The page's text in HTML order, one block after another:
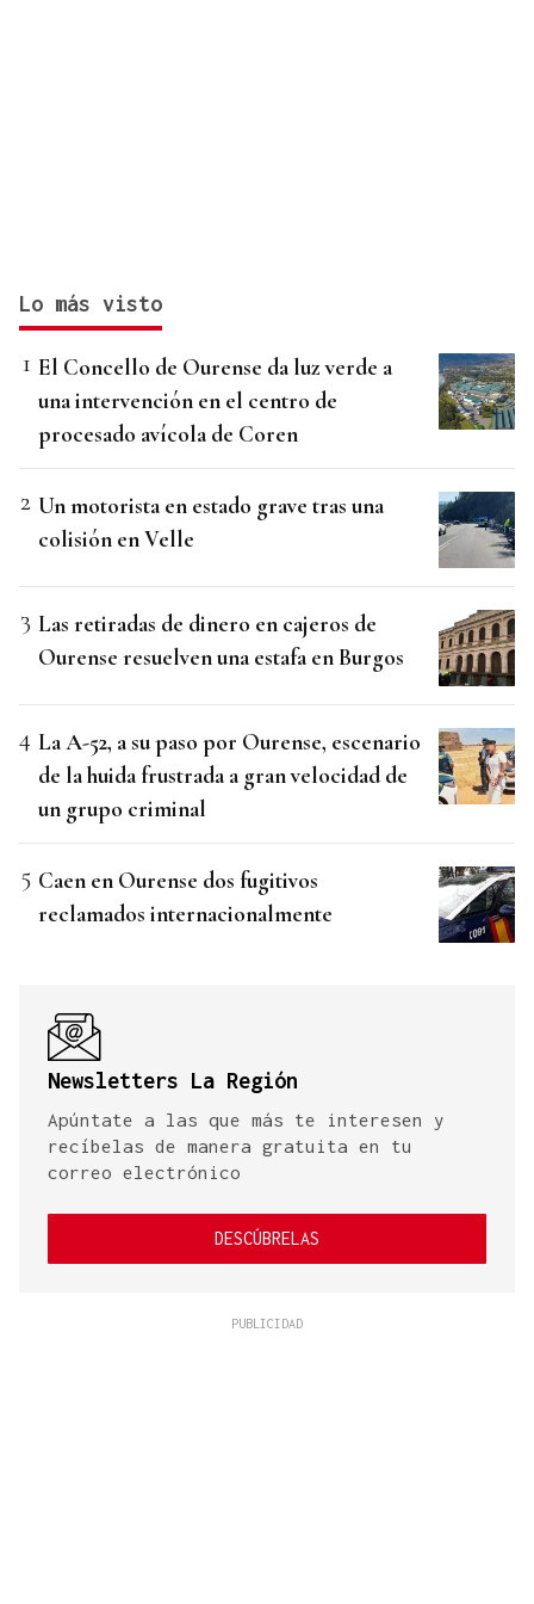
Lo más visto
El Concello de Ourense da luz verde a
una intervención en el centro de
procesado avícola de Coren
Un motorista en estado grave tras una
colisión en Velle
Las retiradas de dinero en cajeros de
Ourense resuelven una estafa en Burgos
La A-52, a su paso por Ourense, escenario
de la huida frustrada a gran velocidad de
un grupo criminal
Caen en Ourense dos fugitivos
reclamados internacionalmente
Newsletters La Región
Apúntate a las que más te interesen y
recíbelas de manera gratuita en tu
correo electrónico
DESCÚBRELAS